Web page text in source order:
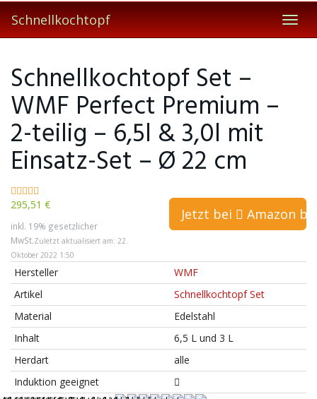
Skip
to
main
Schnellkochtopf
Schnellkochtopf Set –
WMF Perfect Premium –
2-teilig – 6,5l & 3,0l mit
Einsatz-Set – Ø 22 cm
295,51 €
inkl. 19% gesetzlicher
MwSt.Zuletzt aktualisiert am: 22.
Oktober 2022 1:50
Jetzt bei Amazon
Hersteller
WMF
Artikel
Schnellkochtopf Set
Material
Edelstahl
Inhalt
6,5 L und 3 L
Herdart
alle
Induktion geeignet